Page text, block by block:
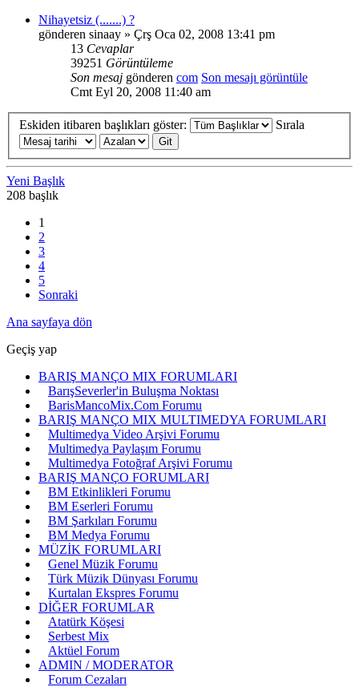
Nihayetsiz (.......) ?
gönderen sinaay » Çrş Oca 02, 2008 13:41 pm
13 Cevaplar
39251 Görüntüleme
Son mesaj gönderen com Son mesajı görüntüle
Cmt Eyl 20, 2008 11:40 am
Eskiden itibaren başlıkları göster: Sırala
Yeni Başlık
208 başlık
1
2
3
4
5
Sonraki
Ana sayfaya dön
Geçiş yap
BARIŞ MANÇO MIX FORUMLARI
BarışSeverler'in Buluşma Noktası
BarisMancoMix.Com Forumu
BARIŞ MANÇO MIX MULTIMEDYA FORUMLARI
Multimedya Video Arşivi Forumu
Multimedya Paylaşım Forumu
Multimedya Fotoğraf Arşivi Forumu
BARIŞ MANÇO FORUMLARI
BM Etkinlikleri Forumu
BM Eserleri Forumu
BM Şarkıları Forumu
BM Medya Forumu
MÜZİK FORUMLARI
Genel Müzik Forumu
Türk Müzik Dünyası Forumu
Kurtalan Ekspres Forumu
DİĞER FORUMLAR
Atatürk Köşesi
Serbest Mix
Aktüel Forum
ADMIN / MODERATOR
Forum Cezaları